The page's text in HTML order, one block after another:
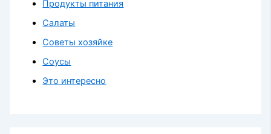
Продукты питания
Салаты
Советы хозяйке
Соусы
Это интересно